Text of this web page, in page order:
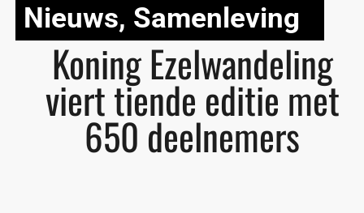
Nieuws, Samenleving
Koning Ezelwandeling
viert tiende editie met
650 deelnemers